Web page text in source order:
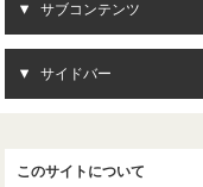
サブコンテンツ
サイドバー
このサイトについて